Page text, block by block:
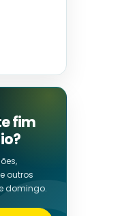
fim
outros
domingo.